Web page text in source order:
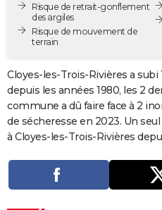
Carte de Noël
Carte Bonne année
Carte Saint-Valentin
Carte Pâques
Carte d'anniversaire
DICTIONNAIRE
Dictionnaire
Biographies
Citations
Expressions
Proverbes
PROGRAMME TV
COPAINS D'AVANT
S'inscrire
Se connecter
Lycées
Collèges
Primaires
Universités
Entreprises
Service militaire
Avis de recherche
AVIS DE DÉCÈS
FORUM
Risque de retrait-gonflement
des argiles
Risque de mouvement de
terrain
Cloyes-les-Trois-Rivières a
depuis les années 1980, les 2
commune a dû faire face à 2
de sécheresse en 2023. Un
à Cloyes-les-Trois-Rivières